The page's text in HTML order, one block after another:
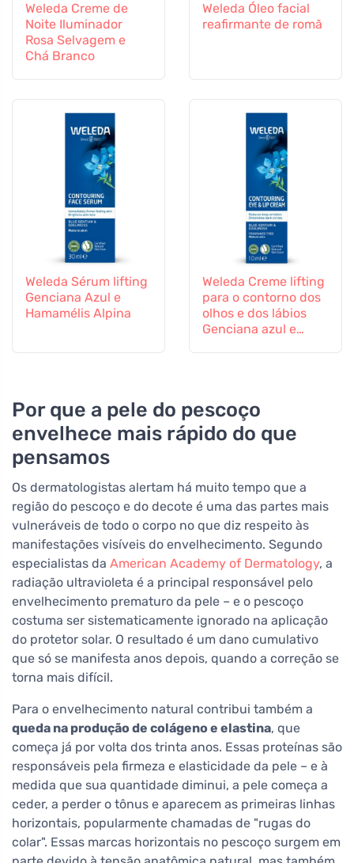
Weleda Creme de
Noite Iluminador
Rosa Selvagem e
Chá Branco
Weleda Óleo facial
reafirmante de romã
Weleda Sérum lifting
Genciana Azul e
Hamamélis Alpina
Weleda Creme lifting
para o contorno dos
olhos e dos lábios
Genciana azul e
Por que a pele do pescoço
envelhece mais rápido do que
pensamos
Os dermatologistas alertam há muito tempo que a
região do pescoço e do decote é uma das partes mais
vulneráveis de todo o corpo no que diz respeito às
manifestações visíveis do envelhecimento. Segundo
especialistas da American Academy of Dermatology, a
radiação ultravioleta é a principal responsável pelo
envelhecimento prematuro da pele – e o pescoço
costuma ser sistematicamente ignorado na aplicação
do protetor solar. O resultado é um dano cumulativo
que só se manifesta anos depois, quando a correção se
torna mais difícil.
Para o envelhecimento natural contribui também a
queda na produção de colágeno e elastina, que
começa já por volta dos trinta anos. Essas proteínas são
responsáveis pela firmeza e elasticidade da pele – e à
medida que sua quantidade diminui, a pele começa a
ceder, a perder o tônus e aparecem as primeiras linhas
horizontais, popularmente chamadas de "rugas do
colar". Essas marcas horizontais no pescoço surgem em